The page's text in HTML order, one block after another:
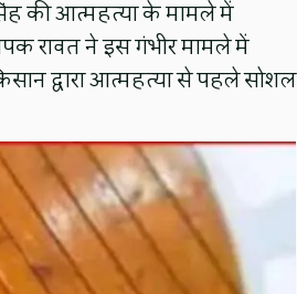
की आत्महत्या के मामले में
रावत ने इस गंभीर मामले में
द्वारा आत्महत्या से पहले सोशल